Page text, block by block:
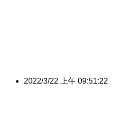
2022/3/22 上午 09:51:22